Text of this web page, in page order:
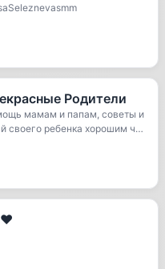
Родители
мамам и папам, советы и
своего ребенка хорошим ч